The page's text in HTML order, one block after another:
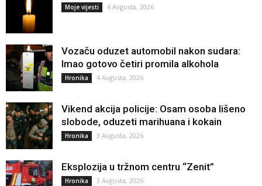
Moje vijesti 4 Avgusta, 2026
Vozaču oduzet automobil nakon sudara:
Imao gotovo četiri promila alkohola
Hronika 4 Avgusta, 2026
Vikend akcija policije: Osam osoba lišeno
slobode, oduzeti marihuana i kokain
Hronika 3 Avgusta, 2026
Eksplozija u tržnom centru “Zenit”
Hronika 3 Avgusta, 2026